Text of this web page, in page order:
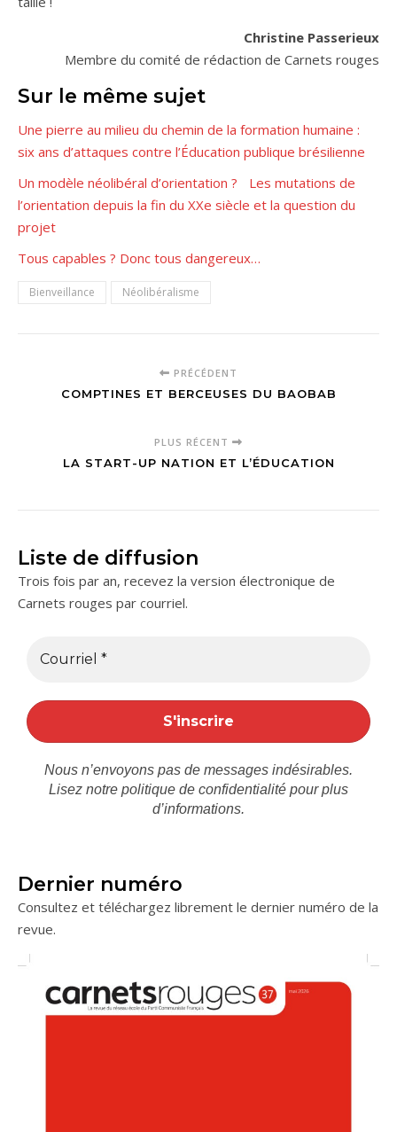
Christine Passerieux
Membre du comité de rédaction de Carnets rouges
Sur le même sujet
Une pierre au milieu du chemin de la formation humaine :
six ans d’attaques contre l’Éducation publique brésilienne
Un modèle néolibéral d’orientation ? Les mutations de
l’orientation depuis la fin du XXe siècle et la question du
projet
Tous capables ? Donc tous dangereux…
Bienveillance Néolibéralisme
PRÉCÉDENT
COMPTINES ET BERCEUSES DU BAOBAB
PLUS RÉCENT
LA START-UP NATION ET L’ÉDUCATION
Liste de diffusion
Trois fois par an, recevez la version électronique de
Carnets rouges par courriel.
Nous n’envoyons pas de messages indésirables.
Lisez notre politique de confidentialité pour plus
d’informations.
Dernier numéro
Consultez et téléchargez librement le dernier numéro de la
revue.